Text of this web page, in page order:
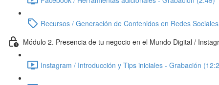
Recursos / Generación de Contenidos en Redes Sociales
Módulo 2. Presencia de tu negocio en el Mundo Digital /
Instagram / Introducción y Tips iniciales - Grabación